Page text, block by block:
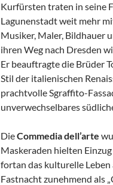
Kurfürsten traten in seine
Lagunenstadt weit mehr
Musiker, Maler, Bildhauer
ihren Weg nach Dresden
Er beauftragte die Brüder
Stil der italienischen
prachtvolle Sgraffito-
unverwechselbares
DieCommedia dell’arte
Maskeraden hielten
fortan das kulturelle Leben
Fastnacht zunehmend als